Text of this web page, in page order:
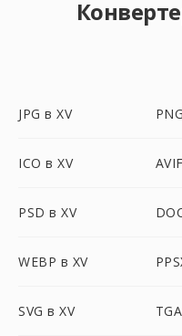
JPG в XV
ICO в XV
PSD в XV
WEBP в XV
SVG в XV